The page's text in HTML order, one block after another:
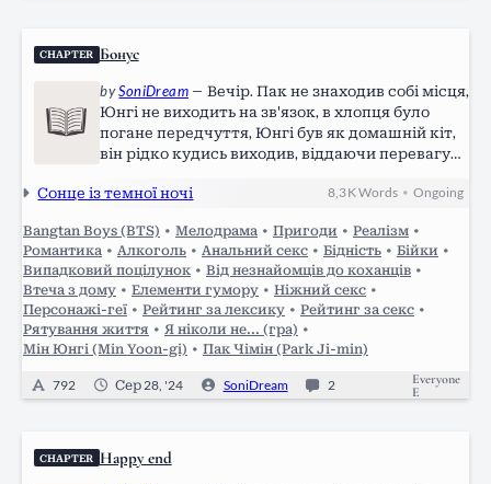
CHAPTER Бонус
bySoniDream — Вечір. Пак не знаходив собі місця,
Юнгі не виходить на зв'язок, в хлопця було
погане передчуття, Юнгі був як домашній кіт,
він рідко кудись виходив, віддаючи перевагу
тільки візити до Техьона. Мін не відповідав на
Сонце із темної ночі 8,3 KWords •Ongoing
Bangtan Boys (BTS) • Мелодрама • Пригоди • Реалізм •
Романтика • Алкоголь • Анальний секс • Бідність • Бійки •
Випадковий поцілунок • Від незнайомців до коханців •
Втеча з дому • Елементи гумору • Ніжний секс •
Персонажі-геї • Рейтинг за лексику • Рейтинг за секс •
Рятування життя • Я ніколи не... (гра) •
Мін Юнгі (Min Yoon-gi) • Пак Чімін (Park Ji-min)
792 Сер 28, '24 SoniDream 2
Everyone
E
CHAPTER Happy end